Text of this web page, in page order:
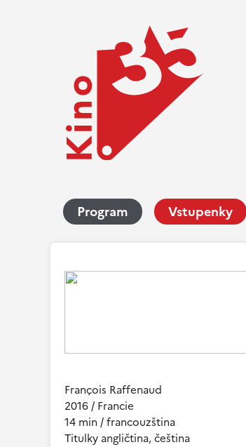
Program Vstupenky
François Raffenaud
2016 / Francie
14 min / francouzština
Titulky angličtina, čeština